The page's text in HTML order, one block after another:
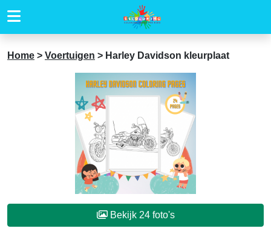
Home > Voertuigen > Harley Davidson kleurplaat
Bekijk 24 foto's